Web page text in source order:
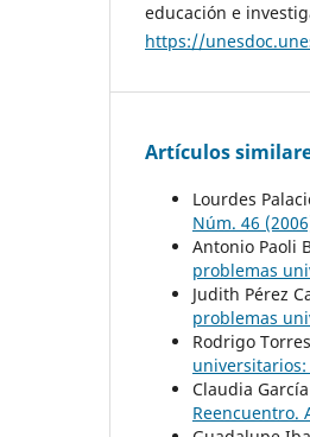
educación e
https://
Artículos
Lourdes
Núm. 46
Antonio Paoli
problemas
Judith Pérez
problemas
Rodrigo
Claudia
Reencuentro.